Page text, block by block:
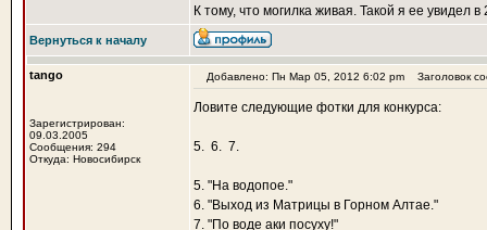
К тому, что могилка живая. Такой я ее увидел в
Вернуться к началу
tango
Зарегистрирован:
09.03.2005
Сообщения: 294
Откуда: Новосибирск
Добавлено: Пн Мар 05, 2012 6:02 pm Заголовок
Ловите следующие фотки для конкурса:
5. 6. 7.
5. "На водопое."
6. "Выход из Матрицы в Горном Алтае."
7. "По воде аки посуху!"